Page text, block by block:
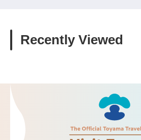
Recently Viewed